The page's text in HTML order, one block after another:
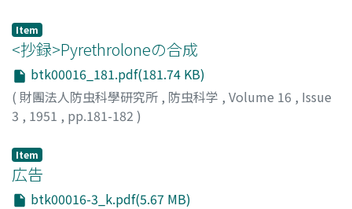
ミオ;
Item
<抄録>Pyrethroloneの合成
btk00016_181.pdf(181.74 KB)
( 財團法人防虫科學研究所 , 防虫科学 , Volume 16 , Issue
3 , 1951 , pp.181-182 )
Item
広告
btk00016-3_k.pdf(5.67 MB)